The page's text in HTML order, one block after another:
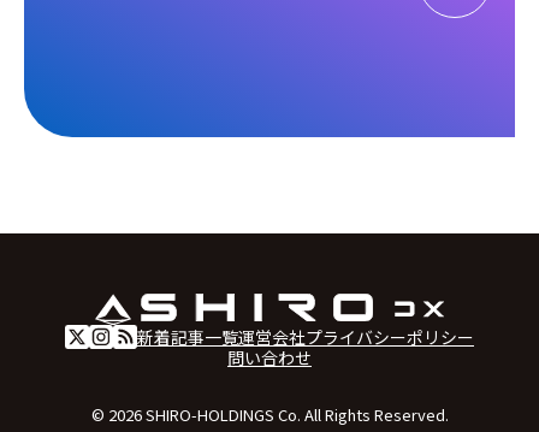
新着記事一覧運営会社プライバシーポリシー
問い合わせ
© 2026 SHIRO-HOLDINGS Co. All Rights Reserved.